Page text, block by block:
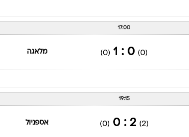
17:00
(0)
0 : 1
(0) מלאגה
19:15
(2)
2 : 0
(0) אספניול